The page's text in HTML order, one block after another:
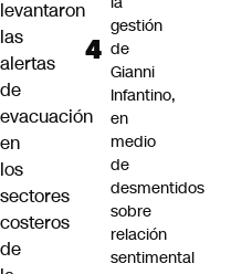
levantaron
las
alertas
de
evacuación
en
los
sectores
costeros
de
gestión
de
Gianni
Infantino,
en
medio
de
desmentidos
sobre
relación
sentimental